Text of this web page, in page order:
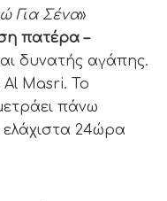
Για Σένα»
πατέρα –
δυνατής αγάπης.
Al Masri. Το
πάνω
ελάχιστα 24ώρα